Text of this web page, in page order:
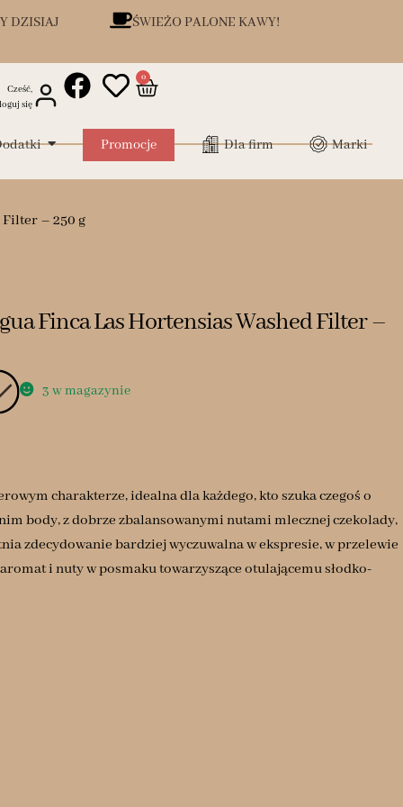
DZISIAJ ŚWIEŻO PALONE KAWY!
Cześć,
się
0
Promocje Dla firm Marki
– 250 g
Finca Las Hortensias Washed Filter –
3 w magazynie
charakterze, idealna dla każdego, kto szuka czegoś o
body, z dobrze zbalansowanymi nutami mlecznej czekolady,
zdecydowanie bardziej wyczuwalna w ekspresie, w przelewie
i nuty w posmaku towarzyszące otulającemu słodko-